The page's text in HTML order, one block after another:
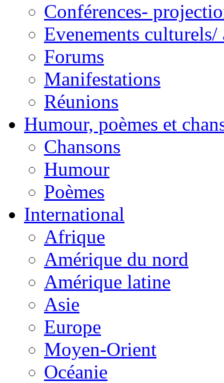
Conférences-
Evenements culturels/
Forums
Manifestations
Réunions
Humour, poèmes et
Chansons
Humour
Poèmes
International
Afrique
Amérique du nord
Amérique latine
Asie
Europe
Moyen-Orient
Océanie